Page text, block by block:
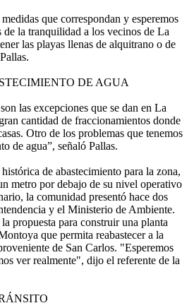
que correspondan y esperemos
de la tranquilidad a los vecinos de La
las playas llenas de alquitrano o de
DE AGUA
las excepciones que se dan en La
cantidad de fraccionamientos donde
Otro de los problemas que tenemos
de agua”, señaló Pallas.
de abastecimiento para la zona,
metro por debajo de su nivel operativo
la comunidad presentó hace dos
y el Ministerio de Ambiente.
propuesta para construir una planta
que permita reabastecer a la
de San Carlos. "Esperemos
ver realmente", dijo el referente de la